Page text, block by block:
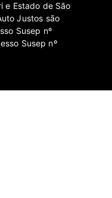
e Estado de São
Justos são
Susep nº
Susep nº